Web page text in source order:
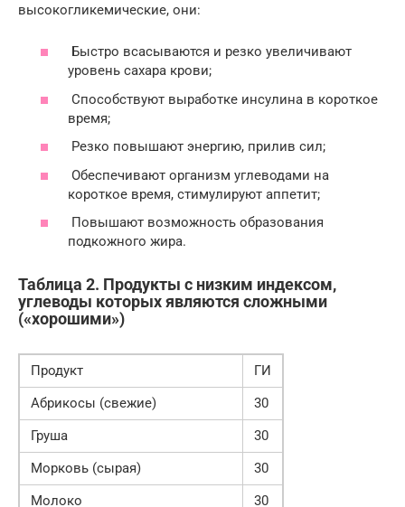
высокогликемические, они:
Быстро всасываются и резко увеличивают
уровень сахара крови;
Способствуют выработке инсулина в короткое
время;
Резко повышают энергию, прилив сил;
Обеспечивают организм углеводами на
короткое время, стимулируют аппетит;
Повышают возможность образования
подкожного жира.
Таблица 2. Продукты с низким индексом,
углеводы которых являются сложными
(«хорошими»)
Продукт
ГИ
Абрикосы (свежие)
30
Груша
30
Морковь (сырая)
30
Молоко
30